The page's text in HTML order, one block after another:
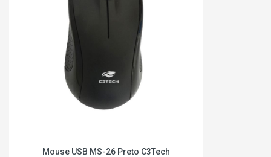
Mouse USB MS-26 Preto C3Tech